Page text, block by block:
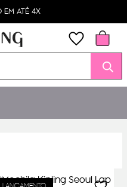
EM ATÉ 4X